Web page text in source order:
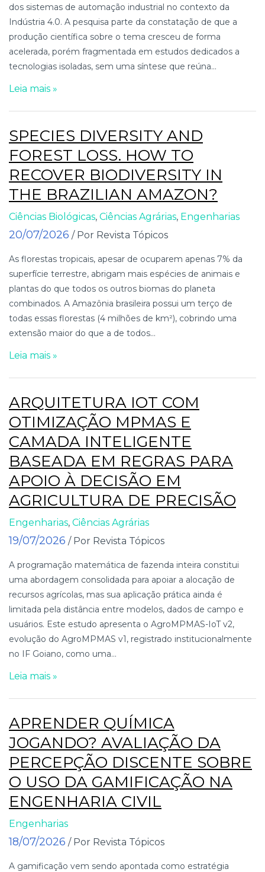
dos sistemas de automação industrial no contexto da
Indústria 4.0. A pesquisa parte da constatação de que a
produção científica sobre o tema cresceu de forma
acelerada, porém fragmentada em estudos dedicados a
tecnologias isoladas, sem uma síntese que reúna...
Leia mais »
SPECIES DIVERSITY AND
FOREST LOSS. HOW TO
RECOVER BIODIVERSITY IN
THE BRAZILIAN AMAZON?
Ciências Biológicas, Ciências Agrárias, Engenharias
20/07/2026 / Por Revista Tópicos
As florestas tropicais, apesar de ocuparem apenas 7% da
superfície terrestre, abrigam mais espécies de animais e
plantas do que todos os outros biomas do planeta
combinados. A Amazônia brasileira possui um terço de
todas essas florestas (4 milhões de km²), cobrindo uma
extensão maior do que a de todos...
Leia mais »
ARQUITETURA IOT COM
OTIMIZAÇÃO MPMAS E
CAMADA INTELIGENTE
BASEADA EM REGRAS PARA
APOIO À DECISÃO EM
AGRICULTURA DE PRECISÃO
Engenharias, Ciências Agrárias
19/07/2026 / Por Revista Tópicos
A programação matemática de fazenda inteira constitui
uma abordagem consolidada para apoiar a alocação de
recursos agrícolas, mas sua aplicação prática ainda é
limitada pela distância entre modelos, dados de campo e
usuários. Este estudo apresenta o AgroMPMAS-IoT v2,
evolução do AgroMPMAS v1, registrado institucionalmente
no IF Goiano, como uma...
Leia mais »
APRENDER QUÍMICA
JOGANDO? AVALIAÇÃO DA
PERCEPÇÃO DISCENTE SOBRE
O USO DA GAMIFICAÇÃO NA
ENGENHARIA CIVIL
Engenharias
18/07/2026 / Por Revista Tópicos
A gamificação vem sendo apontada como estratégia